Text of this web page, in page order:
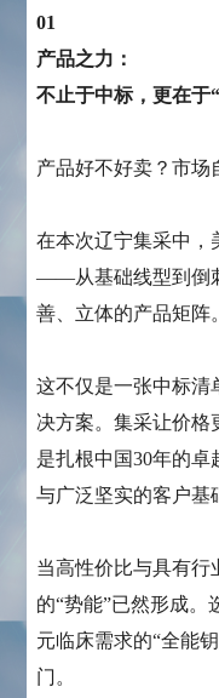
01
产品之力：
不止于中标，更在于
产品好不好卖？市场
在本次辽宁集采中，
——从基础线型到倒
善、立体的产品矩阵。
这不仅是一张中标清
决方案。集采让价格
是扎根中国30年的
与广泛坚实的客户基
当高性价比与具有行
的“势能”已然形成。
元临床需求的“全能
门。